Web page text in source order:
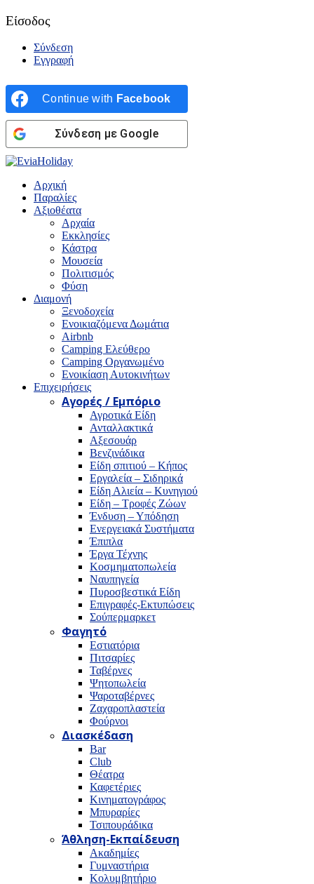
Είσοδος
Σύνδεση
Εγγραφή
Continue with Facebook
Σύνδεση με Google
Αρχική
Παραλίες
Αξιοθέατα
Αρχαία
Εκκλησίες
Κάστρα
Μουσεία
Πολιτισμός
Φύση
Διαμονή
Ξενοδοχεία
Ενοικιαζόμενα Δωμάτια
Airbnb
Camping Ελεύθερο
Camping Οργανωμένο
Ενοικίαση Αυτοκινήτων
Επιχειρήσεις
Αγορές / Εμπόριο
Αγροτικά Είδη
Ανταλλακτικά
Αξεσουάρ
Βενζινάδικα
Είδη σπιτιού – Κήπος
Εργαλεία – Σιδηρικά
Είδη Αλιεία – Κυνηγιού
Είδη – Τροφές Ζώων
Ένδυση – Υπόδηση
Ενεργειακά Συστήματα
Έπιπλα
Έργα Τέχνης
Κοσμηματοπωλεία
Ναυπηγεία
Πυροσβεστικά Είδη
Επιγραφές-Εκτυπώσεις
Σούπερμαρκετ
Φαγητό
Εστιατόρια
Πιτσαρίες
Ταβέρνες
Ψητοπωλεία
Ψαροταβέρνες
Ζαχαροπλαστεία
Φούρνοι
Διασκέδαση
Bar
Club
Θέατρα
Καφετέριες
Κινηματογράφος
Μπυραρίες
Τσιπουράδικα
Άθληση-Εκπαίδευση
Ακαδημίες
Γυμναστήρια
Κολυμβητήριο